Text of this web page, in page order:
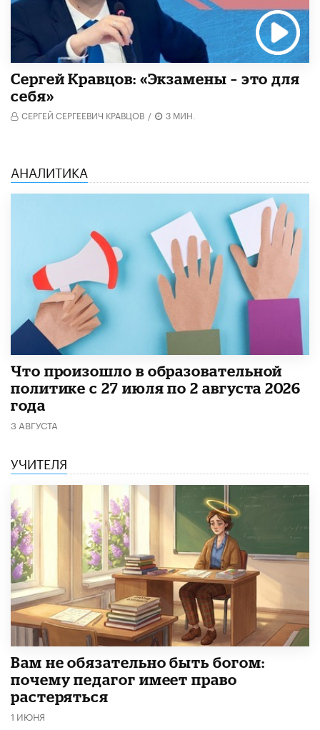
Сергей Кравцов: «Экзамены – это для
себя»
СЕРГЕЙ СЕРГЕЕВИЧ КРАВЦОВ / 3 МИН.
АНАЛИТИКА
​Что произошло в образовательной
политике с 27 июля по 2 августа 2026
года
3 АВГУСТА
УЧИТЕЛЯ
​Вам не обязательно быть богом:
почему педагог имеет право
растеряться
1 ИЮНЯ